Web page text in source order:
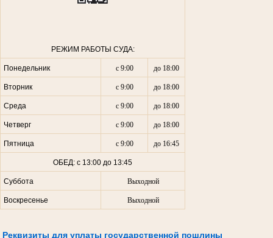
РЕЖИМ РАБОТЫ СУДА:
Понедельник с 9:00 до 18:00
Вторник с 9:00 до 18:00
Среда с 9:00 до 18:00
Четверг с 9:00 до 18:00
Пятница с 9:00 до 16:45
ОБЕД: с 13:00 до 13:45
Суббота Выходной
Воскресенье Выходной
Реквизиты для уплаты государственной пошлины